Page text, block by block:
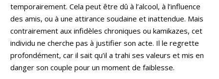
temporairement. Cela peut être dû à l’alcool, à l’influence
des amis, ou à une attirance soudaine et inattendue. Mais
contrairement aux infidèles chroniques ou kamikazes, cet
individu ne cherche pas à justifier son acte. Il le regrette
profondément, car il sait qu’il a trahi ses valeurs et mis en
danger son couple pour un moment de faiblesse.